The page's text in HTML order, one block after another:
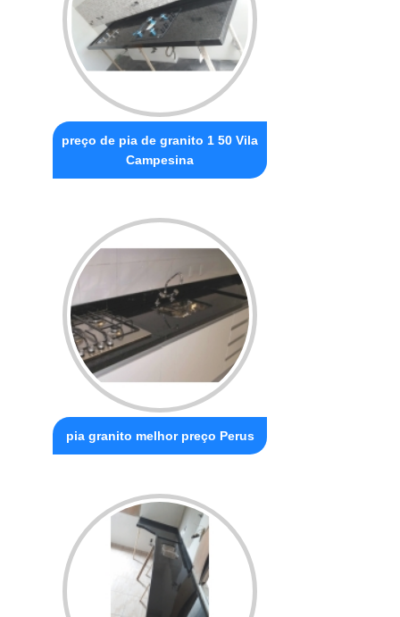
preço de pia de granito 1 50 Vila
Campesina
pia granito melhor preço Perus